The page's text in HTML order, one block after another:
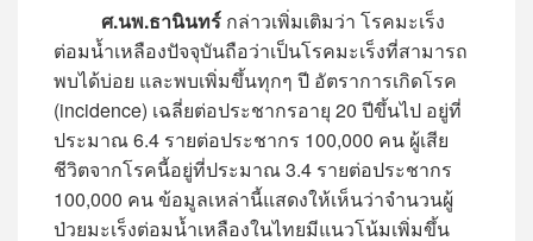
ศ.นพ.ธานินทร์ กล่าวเพิ่มเติมว่า โรคมะเร็ง
ต่อมน้ำเหลืองปัจจุบันถือว่าเป็นโรคมะเร็งที่สามารถ
พบได้บ่อย และพบเพิ่มขึ้นทุกๆ ปี อัตราการเกิดโรค
(incidence) เฉลี่ยต่อประชากรอายุ 20 ปีขึ้นไป อยู่ที่
ประมาณ 6.4 รายต่อประชากร 100,000 คน ผู้เสีย
ชีวิตจากโรคนี้อยู่ที่ประมาณ 3.4 รายต่อประชากร
100,000 คน ข้อมูลเหล่านี้แสดงให้เห็นว่าจำนวนผู้
ป่วยมะเร็งต่อมน้ำเหลืองในไทยมีแนวโน้มเพิ่มขึ้น